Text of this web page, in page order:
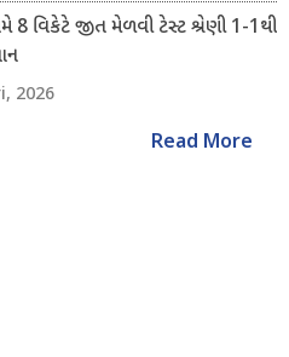
8 વિકેટે જીત મેળવી ટેસ્ટ શ્રેણી 1-1થી
2026
Read More